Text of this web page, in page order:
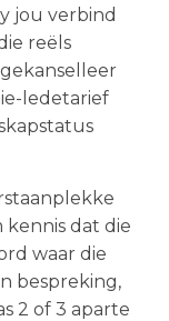
jou verbind
reëls
ledetarief
kennis dat die
waar die
bespreking,
2 of 3 aparte